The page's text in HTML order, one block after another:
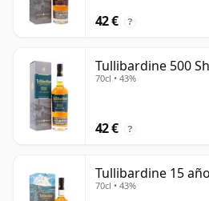
42 € ?
Tullibardine 500
70cl • 43%
42 € ?
Tullibardine 15
70cl • 43%